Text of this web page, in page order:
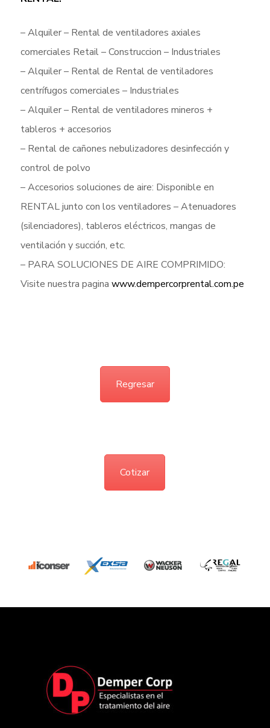
– Alquiler – Rental de ventiladores axiales
comerciales Retail – Construccion – Industriales
– Alquiler – Rental de Rental de ventiladores
centrífugos comerciales – Industriales
– Alquiler – Rental de ventiladores mineros +
tableros + accesorios
– Rental de cañones nebulizadores desinfección y
control de polvo
– Accesorios soluciones de aire: Disponible en
RENTAL junto con los ventiladores – Atenuadores
(silenciadores), tableros eléctricos, mangas de
ventilación y succión, etc.
– PARA SOLUCIONES DE AIRE COMPRIMIDO:
Visite nuestra pagina www.dempercorprental.com.pe
Regresar
Cotizar